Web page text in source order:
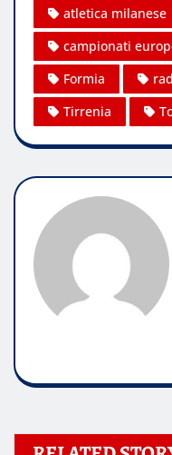
atletica milanese
campionati
Formia
Tirrenia